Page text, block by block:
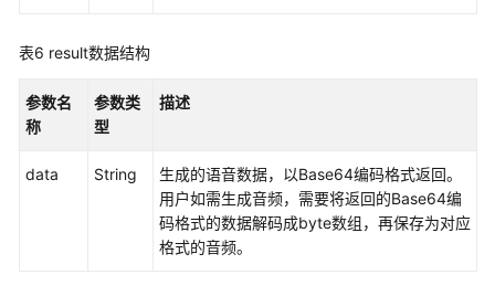
服
务
级
表6 result数据结构
参数名
称
参数类
型
描述
data String
生成的语音数据，以Base64编码格式返回。
用户如需生成音频，需要将返回的Base64编
码格式的数据解码成byte数组，再保存为对应
格式的音频。